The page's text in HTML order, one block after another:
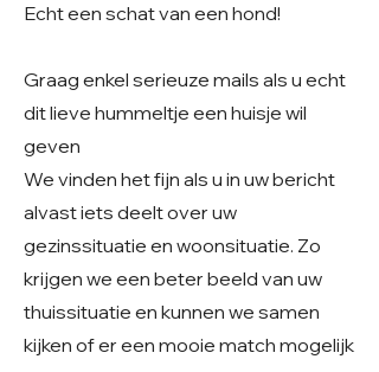
Echt een schat van een hond!
Graag enkel serieuze mails als u echt
dit lieve hummeltje een huisje wil
geven
We vinden het fijn als u in uw bericht
alvast iets deelt over uw
gezinssituatie en woonsituatie. Zo
krijgen we een beter beeld van uw
thuissituatie en kunnen we samen
kijken of er een mooie match mogelijk